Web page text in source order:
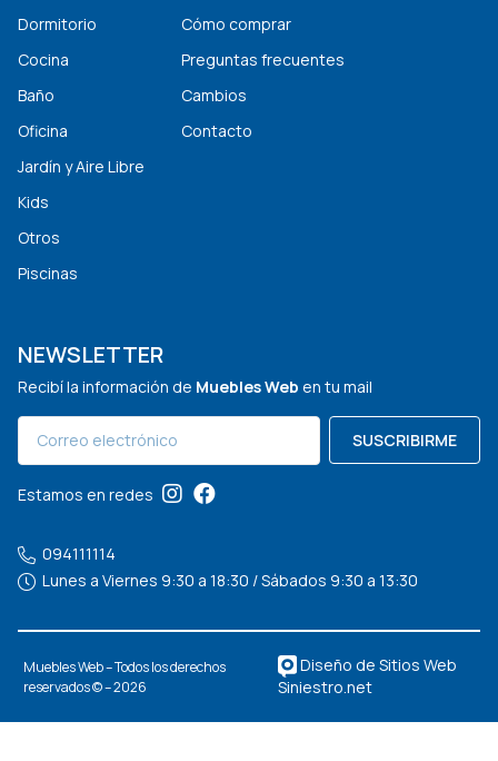
Dormitorio
Cocina
Baño
Oficina
Jardín y Aire Libre
Kids
Otros
Piscinas
Cómo comprar
Preguntas frecuentes
Cambios
Contacto
NEWSLETTER
Recibí la información de Muebles Web en tu mail
SUSCRIBIRME
Estamos en redes
094111114
Lunes a Viernes 9:30 a 18:30 / Sábados 9:30 a 13:30
Muebles Web – Todos los derechos
reservados © – 2026
Diseño de Sitios Web
Siniestro.net